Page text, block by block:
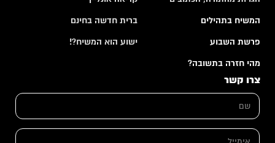
המשיח בתהילים
פרשת השבוע
מהי חזרה בתשובה?
ברית חדשה בחינם
ישוע הוא המשיח?!
צרו קשר
ש
*
א